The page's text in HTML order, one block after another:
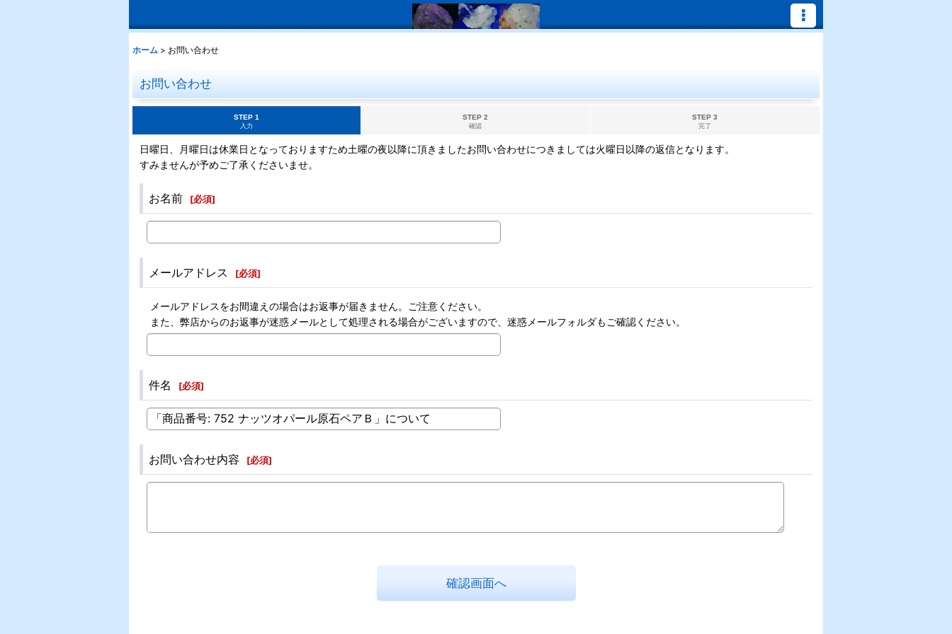
ホーム > お問い合わせ
お問い合わせ
STEP 1
入力
STEP 2
確認
STEP 3
完了
日曜日、月曜日は休業日となっておりますため土曜の夜以降に頂きましたお問い合わせにつきましては火曜日以降の返信となります。
すみませんが予めご了承くださいませ。
お名前 [必須]
メールアドレス [必須]
メールアドレスをお間違えの場合はお返事が届きません。ご注意ください。
また、弊店からのお返事が迷惑メールとして処理される場合がございますので、迷惑メールフォルダもご確認ください。
件名 [必須]
お問い合わせ内容 [必須]
確認画面へ